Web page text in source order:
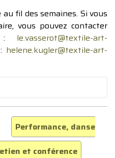
fil des semaines. Si vous
vous pouvez contacter
: le.vasserot@textile-art-
helene.kugler@textile-art-
Performance, danse
et conférence